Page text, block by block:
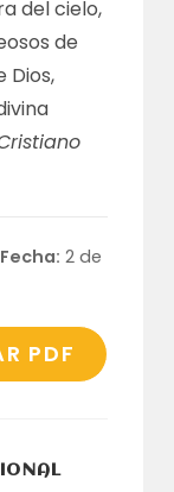
del cielo,
de
Dios,
Fecha: 2 de
PDF